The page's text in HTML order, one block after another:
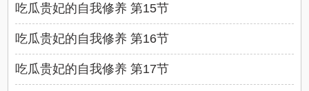
吃瓜贵妃的自我修养 第15节
吃瓜贵妃的自我修养 第16节
吃瓜贵妃的自我修养 第17节